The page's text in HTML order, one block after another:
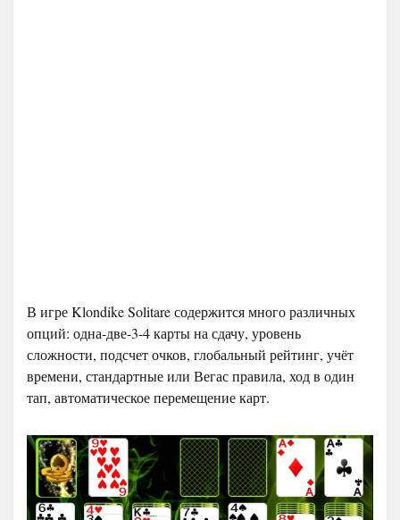
В игре Klondike Solitare содержится много различных
опций: одна-две-3-4 карты на сдачу, уровень
сложности, подсчет очков, глобальный рейтинг, учёт
времени, стандартные или Вегас правила, ход в один
тап, автоматическое перемещение карт.